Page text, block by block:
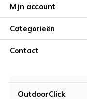
Mijn account
Categorieën
Contact
OutdoorClick